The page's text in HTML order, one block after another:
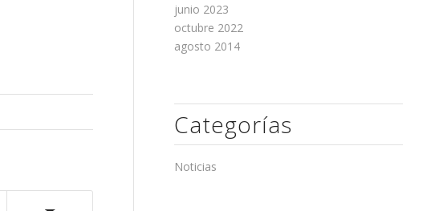
junio 2023
octubre 2022
agosto 2014
Categorías
Noticias